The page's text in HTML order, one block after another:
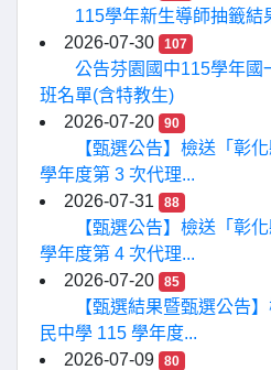
115學年新生導師抽籤結
2026-07-30
107
公告芬園國中115學年國
班名單(含特教生)
2026-07-20
90
【甄選公告】檢送「彰
學年度第 3 次代理...
2026-07-31
88
【甄選公告】檢送「彰
學年度第 4 次代理...
2026-07-20
85
【甄選結果暨甄選公告
民中學 115 學年度...
2026-07-09
80